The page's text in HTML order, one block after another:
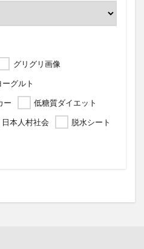
グリグリ画像
ーグルト
ー
低糖質ダイエット
日本人村社会 脱水シート